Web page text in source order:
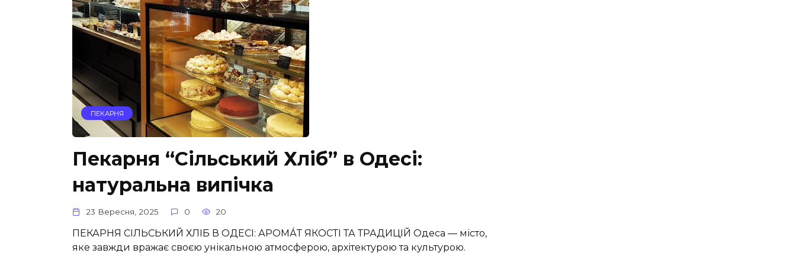
ПЕКАРНЯ
Пекарня “Сільський Хліб” в Одесі:
натуральна випічка
23 Вересня, 2025 0 20
ПЕКАРНЯ СІЛЬСЬКИЙ ХЛІБ В ОДЕСІ: АРОМА́Т ЯКОСТІ ТА ТРАДИЦІЙ Одеса — місто,
яке завжди вражає своєю унікальною атмосферою, архітектурою та культурою.